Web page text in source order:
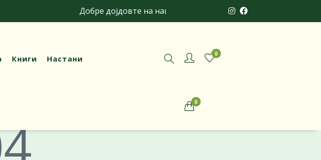
Добре дојдовте на нашата онлајн продавница и уверете се во
Книги Настани 0
0